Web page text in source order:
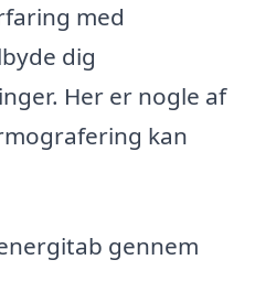
med
dig
Her er nogle af
kan
gennem